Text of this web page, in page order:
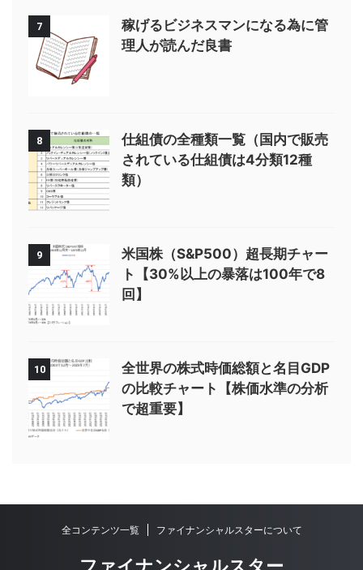
7
稼げるビジネスマンになる為に管
理人が読んだ良書
8
仕組債の全種類一覧（国内で販売
されている仕組債は4分類12種
類）
9
米国株（S&P500）超長期チャー
ト【30%以上の暴落は100年で8
回】
10
全世界の株式時価総額と名目GDP
の比較チャート【株価水準の分析
で超重要】
全コンテンツ一覧 ファイナンシャルスターについて